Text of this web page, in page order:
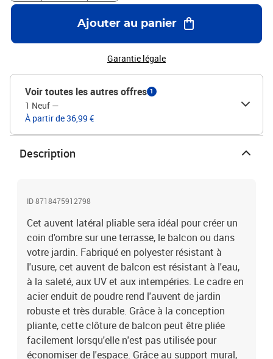
Ajouter au panier
Garantie légale
Voir toutes les autres offres 1
1 Neuf —
À partir de 36,99 €
Description
ID 8718475912798
Cet auvent latéral pliable sera idéal pour créer un
coin d'ombre sur une terrasse, le balcon ou dans
votre jardin. Fabriqué en polyester résistant à
l'usure, cet auvent de balcon est résistant à l'eau,
à la saleté, aux UV et aux intempéries. Le cadre en
acier enduit de poudre rend l'auvent de jardin
robuste et très durable. Grâce à la conception
pliante, cette clôture de balcon peut être pliée
facilement lorsqu'elle n'est pas utilisée pour
économiser de l'espace. Grâce au support mural,